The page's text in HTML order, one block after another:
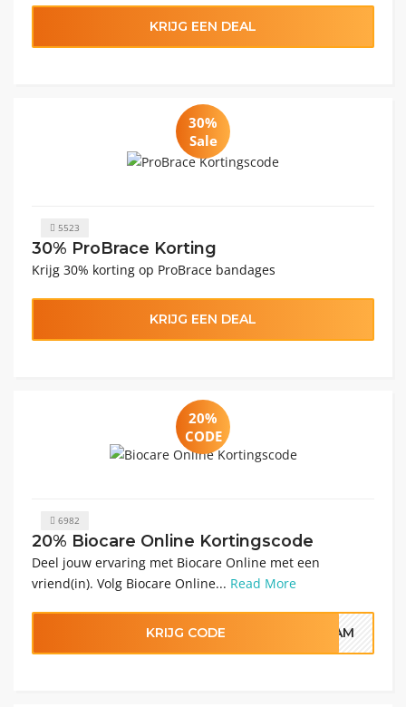
KRIJG EEN DEAL
30%
Sale
5523
30% ProBrace Korting
Krijg 30% korting op ProBrace bandages
KRIJG EEN DEAL
20%
CODE
6982
20% Biocare Online Kortingscode
Deel jouw ervaring met Biocare Online met een
vriend(in). Volg Biocare Online... Read More
KRIJG CODE GRAM